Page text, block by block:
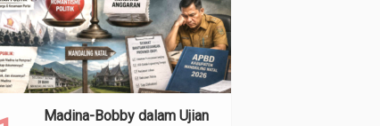
Madina-Bobby dalam Ujian